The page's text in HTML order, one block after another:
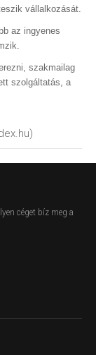
vállalkozását.
az ingyenes
szakmailag
szolgáltatás, a
céget bíz meg a